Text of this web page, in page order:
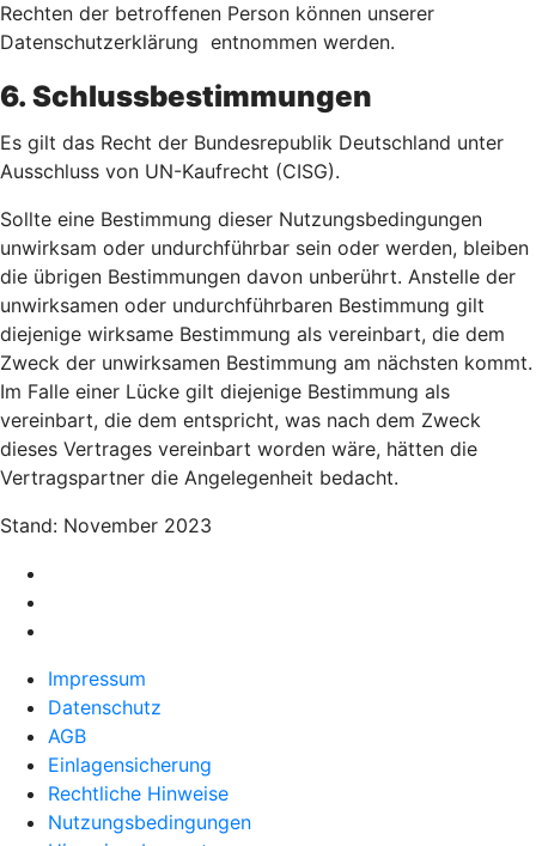
Rechten der betroffenen Person können unserer
Datenschutzerklärung entnommen werden.
6. Schlussbestimmungen
Es gilt das Recht der Bundesrepublik Deutschland unter
Ausschluss von UN-Kaufrecht (CISG).
Sollte eine Bestimmung dieser Nutzungsbedingungen
unwirksam oder undurchführbar sein oder werden, bleiben
die übrigen Bestimmungen davon unberührt. Anstelle der
unwirksamen oder undurchführbaren Bestimmung gilt
diejenige wirksame Bestimmung als vereinbart, die dem
Zweck der unwirksamen Bestimmung am nächsten kommt.
Im Falle einer Lücke gilt diejenige Bestimmung als
vereinbart, die dem entspricht, was nach dem Zweck
dieses Vertrages vereinbart worden wäre, hätten die
Vertragspartner die Angelegenheit bedacht.
Stand: November 2023
Impressum
Datenschutz
AGB
Einlagensicherung
Rechtliche Hinweise
Nutzungsbedingungen